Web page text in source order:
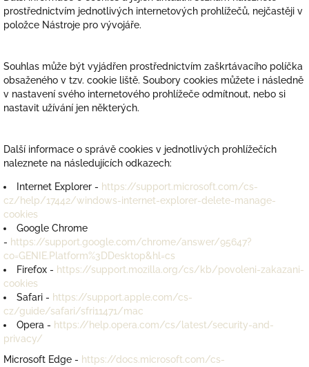
prostřednictvím jednotlivých internetových prohlížečů, nejčastěji v
položce Nástroje pro vývojáře.
Souhlas může být vyjádřen prostřednictvím zaškrtávacího políčka
obsaženého v tzv. cookie liště. Soubory cookies můžete i následně
v nastavení svého internetového prohlížeče odmítnout, nebo si
nastavit užívání jen některých.
Další informace o správě cookies v jednotlivých prohlížečích
naleznete na následujících odkazech:
Internet Explorer - https://support.microsoft.com/cs-
cz/help/17442/windows-internet-explorer-delete-manage-
cookies
Google Chrome
- https://support.google.com/chrome/answer/95647?
co=GENIE.Platform%3DDesktop&hl=cs
Firefox - https://support.mozilla.org/cs/kb/povoleni-zakazani-
cookies
Safari - https://support.apple.com/cs-
cz/guide/safari/sfri11471/mac
Opera - https://help.opera.com/cs/latest/security-and-
privacy/
Microsoft Edge - https://docs.microsoft.com/cs-